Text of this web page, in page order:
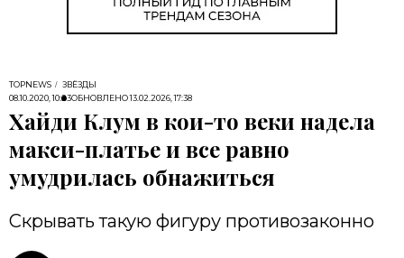
TOPNEWS
ЗВЁЗДЫ
08.10.2020, 10:23ОБНОВЛЕНО13.02.2026, 17:38
Хайди Клум в кои-то веки надела
макси-платье и все равно
умудрилась обнажиться
Скрывать такую фигуру противозаконно